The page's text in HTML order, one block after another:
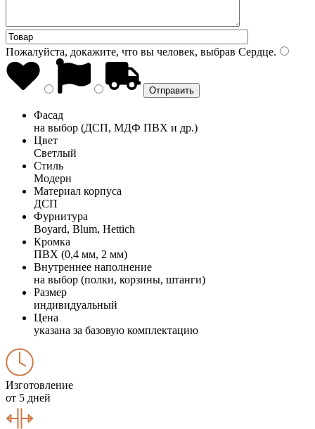
Пожалуйста, докажите, что вы человек, выбрав Сердце.
Фасад
на выбор (ДСП, МДФ ПВХ и др.)
Цвет
Светлый
Стиль
Модерн
Материал корпуса
ДСП
Фурнитура
Boyard, Blum, Hettich
Кромка
ПВХ (0,4 мм, 2 мм)
Внутреннее наполнение
на выбор (полки, корзины, штанги)
Размер
индивидуальный
Цена
указана за базовую комплектацию
Изготовление
от 5 дней